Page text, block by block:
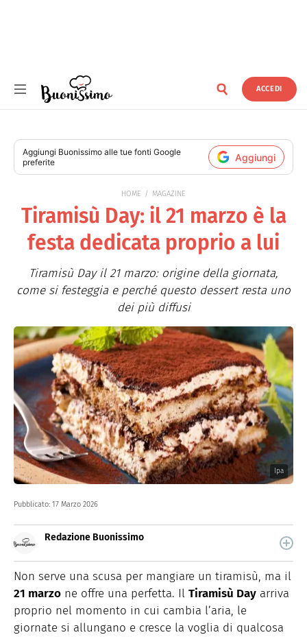
ACCEDI
Aggiungi Buonissimo alle tue fonti Google
preferite
Aggiungi
HOME MAGAZINE
Tiramisù Day: il 21 marzo è la
festa dedicata proprio a lui
Tiramisù Day il 21 marzo: origine della giornata,
come si festeggia e perché questo dessert resta uno
dei più diffusi
Ipa
Pubblicato: 17 Marzo 2026
Redazione Buonissimo
quale trovi idee veloci, facili e spiegate passo passo.
Non serve una scusa per mangiare un tiramisù, ma il
21 marzo ne offre una perfetta. Il Tiramisù Day arriva
proprio nel momento in cui cambia l’aria, le
giornate si allungano e cresce la voglia di qualcosa